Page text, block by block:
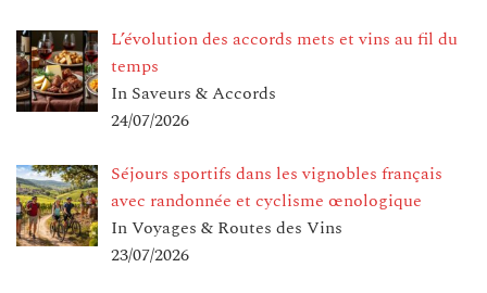
L’évolution des accords mets et vins au fil du
temps
In Saveurs & Accords
24/07/2026
Séjours sportifs dans les vignobles français
avec randonnée et cyclisme œnologique
In Voyages & Routes des Vins
23/07/2026